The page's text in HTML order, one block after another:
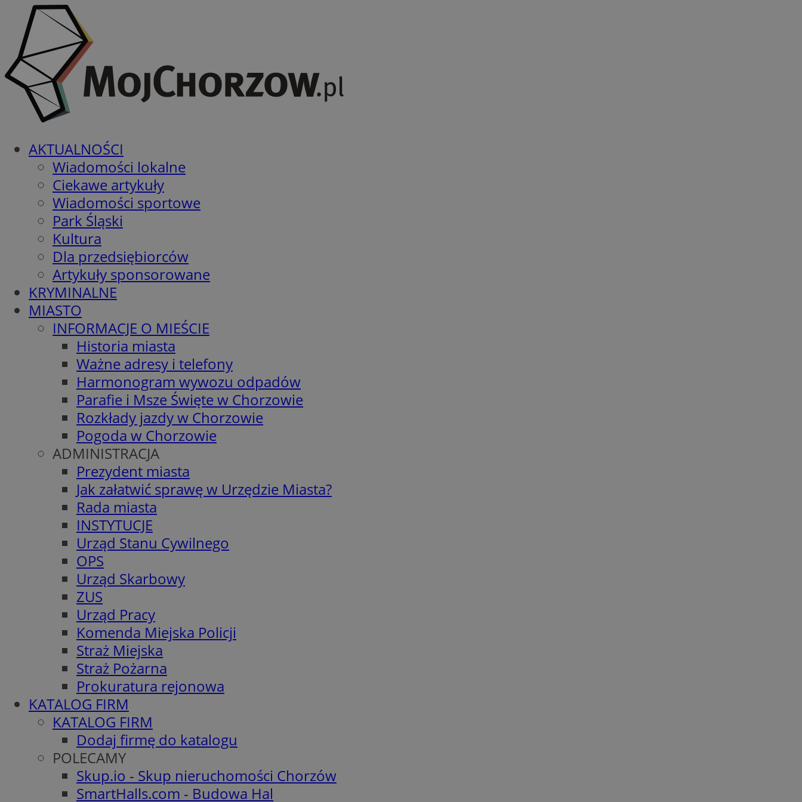
AKTUALNOŚCI
Wiadomości lokalne
Ciekawe artykuły
Wiadomości sportowe
Park Śląski
Kultura
Dla przedsiębiorców
Artykuły sponsorowane
KRYMINALNE
MIASTO
INFORMACJE O MIEŚCIE
Historia miasta
Ważne adresy i telefony
Harmonogram wywozu odpadów
Parafie i Msze Święte w Chorzowie
Rozkłady jazdy w Chorzowie
Pogoda w Chorzowie
ADMINISTRACJA
Prezydent miasta
Jak załatwić sprawę w Urzędzie Miasta?
Rada miasta
INSTYTUCJE
Urząd Stanu Cywilnego
OPS
Urząd Skarbowy
ZUS
Urząd Pracy
Komenda Miejska Policji
Straż Miejska
Straż Pożarna
Prokuratura rejonowa
KATALOG FIRM
KATALOG FIRM
Dodaj firmę do katalogu
POLECAMY
Skup.io - Skup nieruchomości Chorzów
SmartHalls.com - Budowa Hal